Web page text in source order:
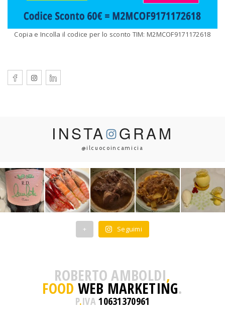
Copia e Incolla il codice per lo sconto TIM: M2MCOF9171172618
INSTA GRAM
@ilcuocoincamicia
+ Seguimi
ROBERTO AMBOLDI,
FOOD WEB MARKETING.
P.IVA10631370961